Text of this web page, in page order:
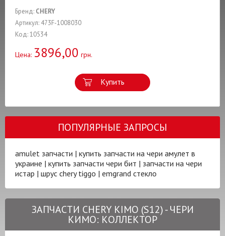
Бренд: CHERY
Артикул: 473F-1008030
Код: 10534
Цена: 3896,00 грн.
Купить
ПОПУЛЯРНЫЕ ЗАПРОСЫ
amulet запчасти | купить запчасти на чери амулет в
украине | купить запчасти чери бит | запчасти на чери
истар | шрус chery tiggo | emgrand стекло
ЗАПЧАСТИ CHERY KIMO (S12) - ЧЕРИ
КИМО: КОЛЛЕКТОР